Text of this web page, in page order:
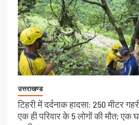
उत्तराखण्ड
टिहरी में दर्दनाक हादसा: 250 मीटर
एक ही परिवार के 5 लोगों की मौत;